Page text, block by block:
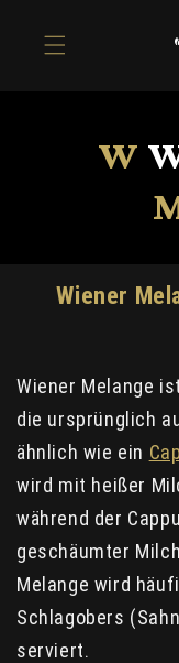
the content
W
Wiener
Wiener Melange
die ursprünglich
ähnlich wie ein
wird mit heißer
während der
geschäumter
Melange wird
Schlagobers
serviert.